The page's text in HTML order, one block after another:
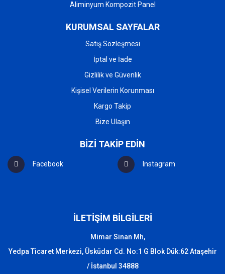
Aliminyum Kompozit Panel
KURUMSAL SAYFALAR
Satış Sözleşmesi
İptal ve İade
Gizlilik ve Güvenlik
Kişisel Verilerin Korunması
Kargo Takip
Bize Ulaşın
BİZİ TAKİP EDİN
Facebook Instagram
İLETİŞİM BİLGİLERİ
Mimar Sinan Mh,
Yedpa Ticaret Merkezi, Üsküdar Cd. No:1 G Blok Dük:62 Ataşehir
/ İstanbul 34888